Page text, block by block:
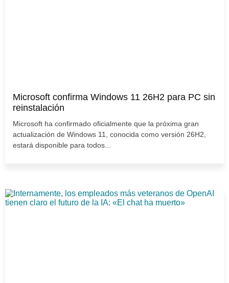
Microsoft confirma Windows 11 26H2 para PC sin
reinstalación
Microsoft ha confirmado oficialmente que la próxima gran
actualización de Windows 11, conocida como versión 26H2,
estará disponible para todos...